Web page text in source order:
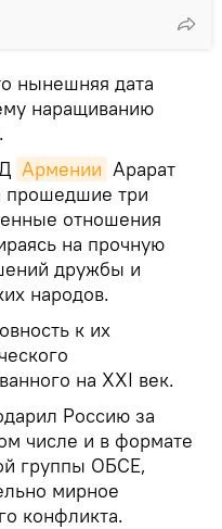
нынешняя дата
наращиванию
Армении Арарат
прошедшие три
отношения
на прочную
дружбы и
народов.
к их
на XXI век.
Россию за
числе и в формате
группы ОБСЕ,
мирное
конфликта.